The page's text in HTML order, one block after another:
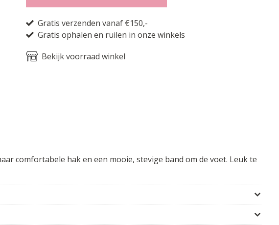
Gratis verzenden vanaf €150,-
Gratis ophalen en ruilen in onze winkels
Bekijk voorraad winkel
comfortabele hak en een mooie, stevige band om de voet. Leuk te